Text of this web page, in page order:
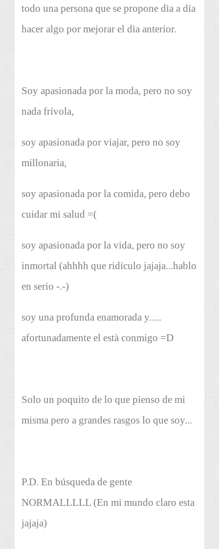
todo una persona que se propone dìa a día
hacer algo por mejorar el dìa anterior.
Soy apasionada por la moda, pero no soy
nada frívola,
soy apasionada por viajar, pero no soy
millonaria,
soy apasionada por la comida, pero debo
cuidar mi salud =(
soy apasionada por la vida, pero no soy
inmortal (ahhhh que ridículo jajaja...hablo
en serio -.-)
soy una profunda enamorada y.....
afortunadamente el està conmigo =D
Solo un poquito de lo que pienso de mi
misma pero a grandes rasgos lo que soy...
P.D. En búsqueda de gente
NORMALLLLL (En mi mundo claro esta
jajaja)